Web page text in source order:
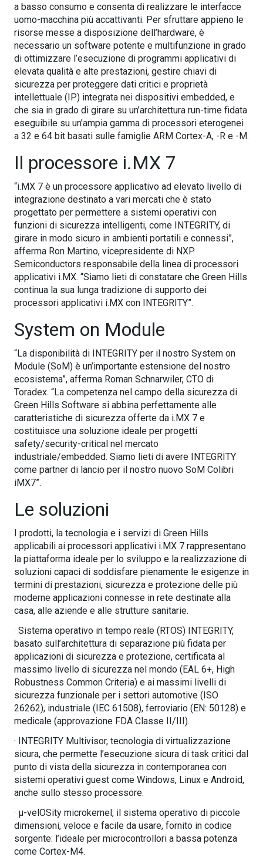
a basso consumo e consenta di realizzare le interfacce
uomo-macchina più accattivanti. Per sfruttare appieno le
risorse messe a disposizione dell’hardware, è
necessario un software potente e multifunzione in grado
di ottimizzare l’esecuzione di programmi applicativi di
elevata qualità e alte prestazioni, gestire chiavi di
sicurezza per proteggere dati critici e proprietà
intellettuale (IP) integrata nei dispositivi embedded, e
che sia in grado di girare su un’architettura run-time fidata
eseguibile su un’ampia gamma di processori eterogenei
a 32 e 64 bit basati sulle famiglie ARM Cortex-A, -R e -M.
Il processore i.MX 7
“i.MX 7 è un processore applicativo ad elevato livello di
integrazione destinato a vari mercati che è stato
progettato per permettere a sistemi operativi con
funzioni di sicurezza intelligenti, come INTEGRITY, di
girare in modo sicuro in ambienti portatili e connessi”,
afferma Ron Martino, vicepresidente di NXP
Semiconductors responsabile della linea di processori
applicativi i.MX. “Siamo lieti di constatare che Green Hills
continua la sua lunga tradizione di supporto dei
processori applicativi i.MX con INTEGRITY”.
System on Module
“La disponibilità di INTEGRITY per il nostro System on
Module (SoM) è un’importante estensione del nostro
ecosistema”, afferma Roman Schnarwiler, CTO di
Toradex. “La competenza nel campo della sicurezza di
Green Hills Software si abbina perfettamente alle
caratteristiche di sicurezza offerte da i.MX 7 e
costituisce una soluzione ideale per progetti
safety/security-critical nel mercato
industriale/embedded. Siamo lieti di avere INTEGRITY
come partner di lancio per il nostro nuovo SoM Colibri
iMX7”.
Le soluzioni
I prodotti, la tecnologia e i servizi di Green Hills
applicabili ai processori applicativi i.MX 7 rappresentano
la piattaforma ideale per lo sviluppo e la realizzazione di
soluzioni capaci di soddisfare pienamente le esigenze in
termini di prestazioni, sicurezza e protezione delle più
moderne applicazioni connesse in rete destinate alla
casa, alle aziende e alle strutture sanitarie.
· Sistema operativo in tempo reale (RTOS) INTEGRITY,
basato sull’architettura di separazione più fidata per
applicazioni di sicurezza e protezione, certificata al
massimo livello di sicurezza nel mondo (EAL 6+, High
Robustness Common Criteria) e ai massimi livelli di
sicurezza funzionale per i settori automotive (ISO
26262), industriale (IEC 61508), ferroviario (EN: 50128) e
medicale (approvazione FDA Classe II/III).
· INTEGRITY Multivisor, tecnologia di virtualizzazione
sicura, che permette l’esecuzione sicura di task critici dal
punto di vista della sicurezza in contemporanea con
sistemi operativi guest come Windows, Linux e Android,
anche sullo stesso processore.
· µ-velOSity microkernel, il sistema operativo di piccole
dimensioni, veloce e facile da usare, fornito in codice
sorgente: l’ideale per microcontrollori a bassa potenza
come Cortex-M4.